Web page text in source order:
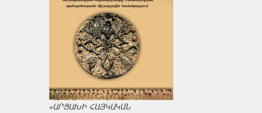
«ԱՐՑԱԽԻ ՀԱՅԿԱԿԱՆ